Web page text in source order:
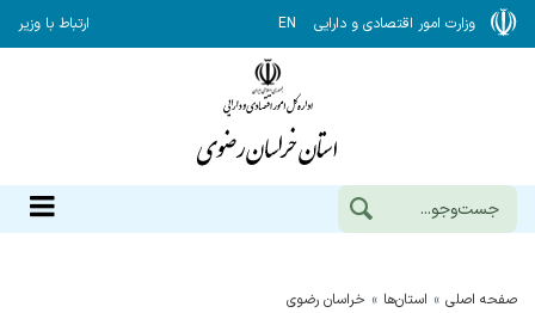
وزارت امور اقتصادی و دارایی EN ارتباط با وزیر
صفحه اصلی استان‌ها خراسان رضوي